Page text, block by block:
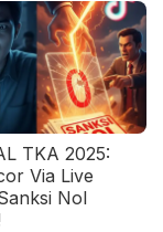
TKA 2025:
Via Live
Nol